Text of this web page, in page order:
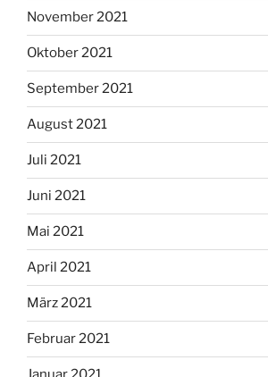
November 2021
Oktober 2021
September 2021
August 2021
Juli 2021
Juni 2021
Mai 2021
April 2021
März 2021
Februar 2021